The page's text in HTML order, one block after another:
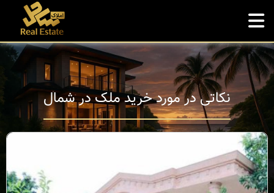
نکاتی در مورد خرید ملک در شمال